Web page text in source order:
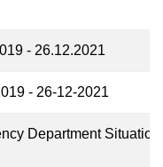
- 26.12.2021
- 26-12-2021
Department Situation